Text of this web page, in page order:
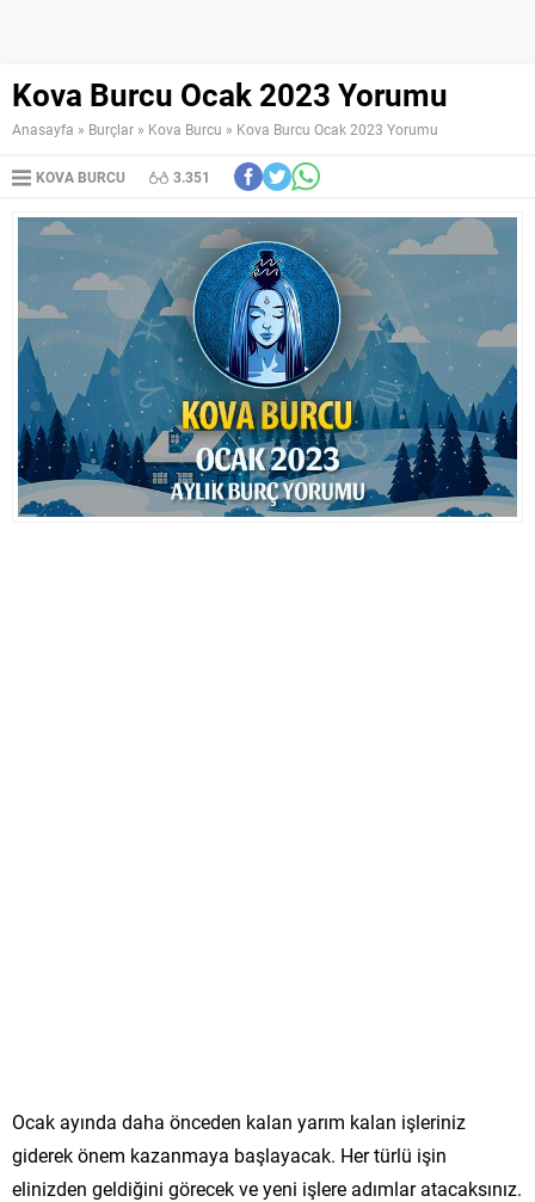
Kova Burcu Ocak 2023 Yorumu
Anasayfa » Burçlar » Kova Burcu » Kova Burcu Ocak 2023 Yorumu
KOVA BURCU 3.351
Ocak ayında daha önceden kalan yarım kalan işleriniz
giderek önem kazanmaya başlayacak. Her türlü işin
elinizden geldiğini görecek ve yeni işlere adımlar atacaksınız.